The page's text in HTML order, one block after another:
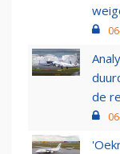
de